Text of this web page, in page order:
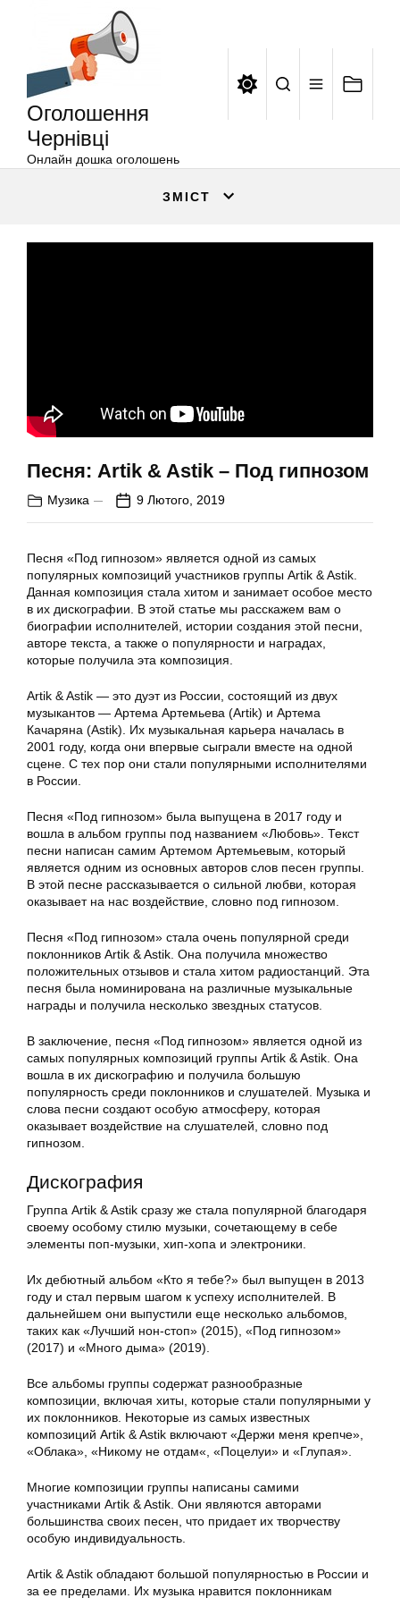
Оголошення
Чернівці
Онлайн дошка оголошень
ЗМІСТ
Песня: Artik & Astik – Под гипнозом
Музика 9 Лютого, 2019
Песня «Под гипнозом» является одной из самых
популярных композиций участников группы Artik & Astik.
Данная композиция стала хитом и занимает особое место
в их дискографии. В этой статье мы расскажем вам о
биографии исполнителей, истории создания этой песни,
авторе текста, а также о популярности и наградах,
которые получила эта композиция.
Artik & Astik — это дуэт из России, состоящий из двух
музыкантов — Артема Артемьева (Artik) и Артема
Качаряна (Astik). Их музыкальная карьера началась в
2001 году, когда они впервые сыграли вместе на одной
сцене. С тех пор они стали популярными исполнителями
в России.
Песня «Под гипнозом» была выпущена в 2017 году и
вошла в альбом группы под названием «Любовь». Текст
песни написан самим Артемом Артемьевым, который
является одним из основных авторов слов песен группы.
В этой песне рассказывается о сильной любви, которая
оказывает на нас воздействие, словно под гипнозом.
Песня «Под гипнозом» стала очень популярной среди
поклонников Artik & Astik. Она получила множество
положительных отзывов и стала хитом радиостанций. Эта
песня была номинирована на различные музыкальные
награды и получила несколько звездных статусов.
В заключение, песня «Под гипнозом» является одной из
самых популярных композиций группы Artik & Astik. Она
вошла в их дискографию и получила большую
популярность среди поклонников и слушателей. Музыка и
слова песни создают особую атмосферу, которая
оказывает воздействие на слушателей, словно под
гипнозом.
Дискография
Группа Artik & Astik сразу же стала популярной благодаря
своему особому стилю музыки, сочетающему в себе
элементы поп-музыки, хип-хопа и электроники.
Их дебютный альбом «Кто я тебе?» был выпущен в 2013
году и стал первым шагом к успеху исполнителей. В
дальнейшем они выпустили еще несколько альбомов,
таких как «Лучший нон-стоп» (2015), «Под гипнозом»
(2017) и «Много дыма» (2019).
Все альбомы группы содержат разнообразные
композиции, включая хиты, которые стали популярными у
их поклонников. Некоторые из самых известных
композиций Artik & Astik включают «Держи меня крепче»,
«Облака», «Никому не отдам«, «Поцелуи» и «Глупая».
Многие композиции группы написаны самими
участниками Artik & Astik. Они являются авторами
большинства своих песен, что придает их творчеству
особую индивидуальность.
Artik & Astik обладают большой популярностью в России и
за ее пределами. Их музыка нравится поклонникам